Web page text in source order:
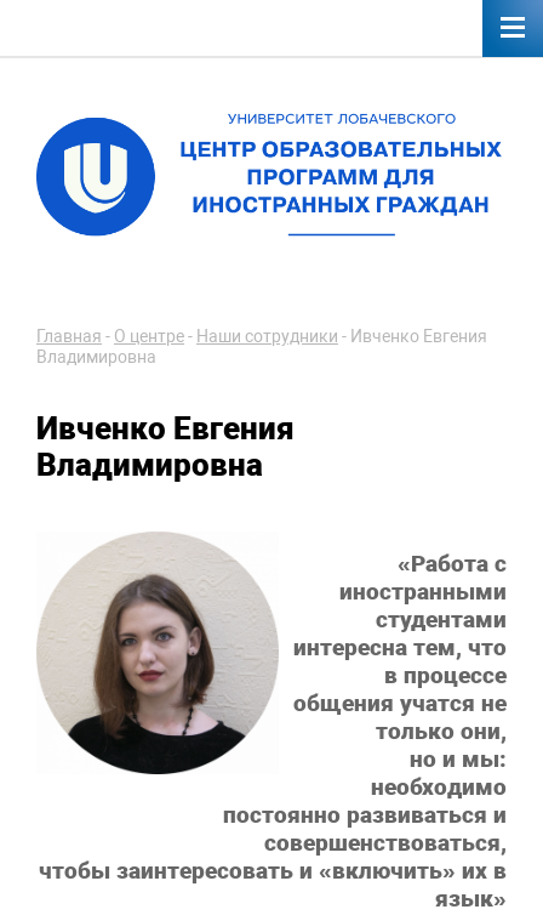
Главная - О центре- Наши сотрудники - Ивченко Евгения
Владимировна
Ивченко Евгения
Владимировна
«‎Работа с
иностранными
студентами
интересна тем, что
в процессе
общения учатся не
только они,
но и мы:
необходимо
постоянно развиваться и
совершенствоваться,
чтобы заинтересовать и «включить» их в
язык»